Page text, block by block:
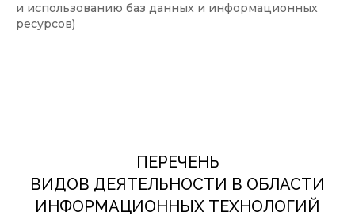
и использованию баз данных и информационных
ресурсов)
ПЕРЕЧЕНЬ
ВИДОВ ДЕЯТЕЛЬНОСТИ В ОБЛАСТИ
ИНФОРМАЦИОННЫХ ТЕХНОЛОГИЙ